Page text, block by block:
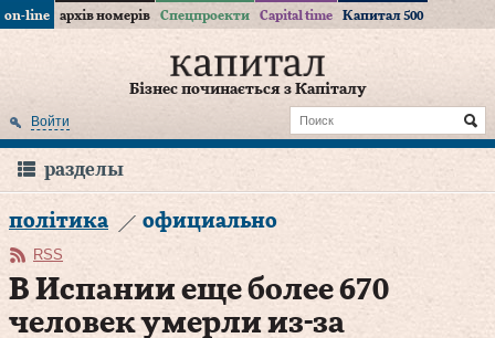
on-line архів номерів Спецпроекти Capital time Капитал 500
Бізнес починається з Капіталу
Войти
разделы
політика официально
RSS
В Испании еще более 670
человек умерли из-за